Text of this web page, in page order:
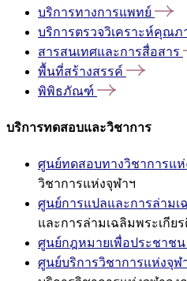
บริการทางการแพทย์
บริการตรวจวิเคราะห์คุณภ
สารสนเทศและการสื่อสาร
พื้นที่สร้างสรรค์
พิพิธภัณฑ์
บริการทดสอบและวิชาการ
ศูนย์ทดสอบทางวิชาการแห่
วิชาการแห่งจุฬาฯ
ศูนย์การแปลและการล่ามเ
และการล่ามเฉลิมพระเกีย
ศูนย์กฎหมายเพื่อประชาชน
ศูนย์บริการวิชาการแห่งจุ